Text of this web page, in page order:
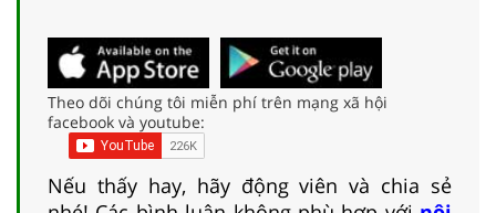
Theo dõi chúng tôi miễn phí trên mạng xã hội
facebook và youtube:
Nếu thấy hay, hãy động viên và chia sẻ